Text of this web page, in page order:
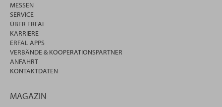
MESSEN
SERVICE
ÜBER ERFAL
KARRIERE
ERFAL APPS
VERBÄNDE & KOOPERATIONSPARTNER
ANFAHRT
KONTAKTDATEN
MAGAZIN